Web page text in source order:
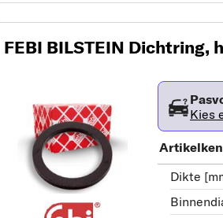
FEBI BILSTEIN
Kies
Dikte